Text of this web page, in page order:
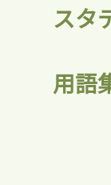
スタ
用語